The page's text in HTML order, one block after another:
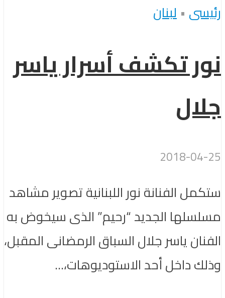
رئيسى •لبنان
نور تكشف أسرار ياسر
جلال
2018-04-25
ستكمل الفنانة نور اللبنانية تصوير مشاهد
مسلسلها الجديد “رحيم” الذى سيخوض به
الفنان ياسر جلال السباق الرمضانى المقبل،
وذلك داخل أحد الاستوديوهات،...